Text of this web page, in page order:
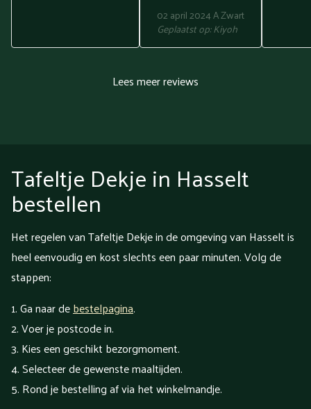
02 april 2024A Zwart
Geplaatst op:Kiyoh
Lees meer reviews
Tafeltje Dekje in Hasselt
bestellen
Het regelen van Tafeltje Dekje in de omgeving van Hasselt is
heel eenvoudig en kost slechts een paar minuten. Volg de
stappen:
Ga naar debestelpagina.
Voer je postcode in.
Kies een geschikt bezorgmoment.
Selecteer de gewenste maaltijden.
Rond je bestelling af via het winkelmandje.